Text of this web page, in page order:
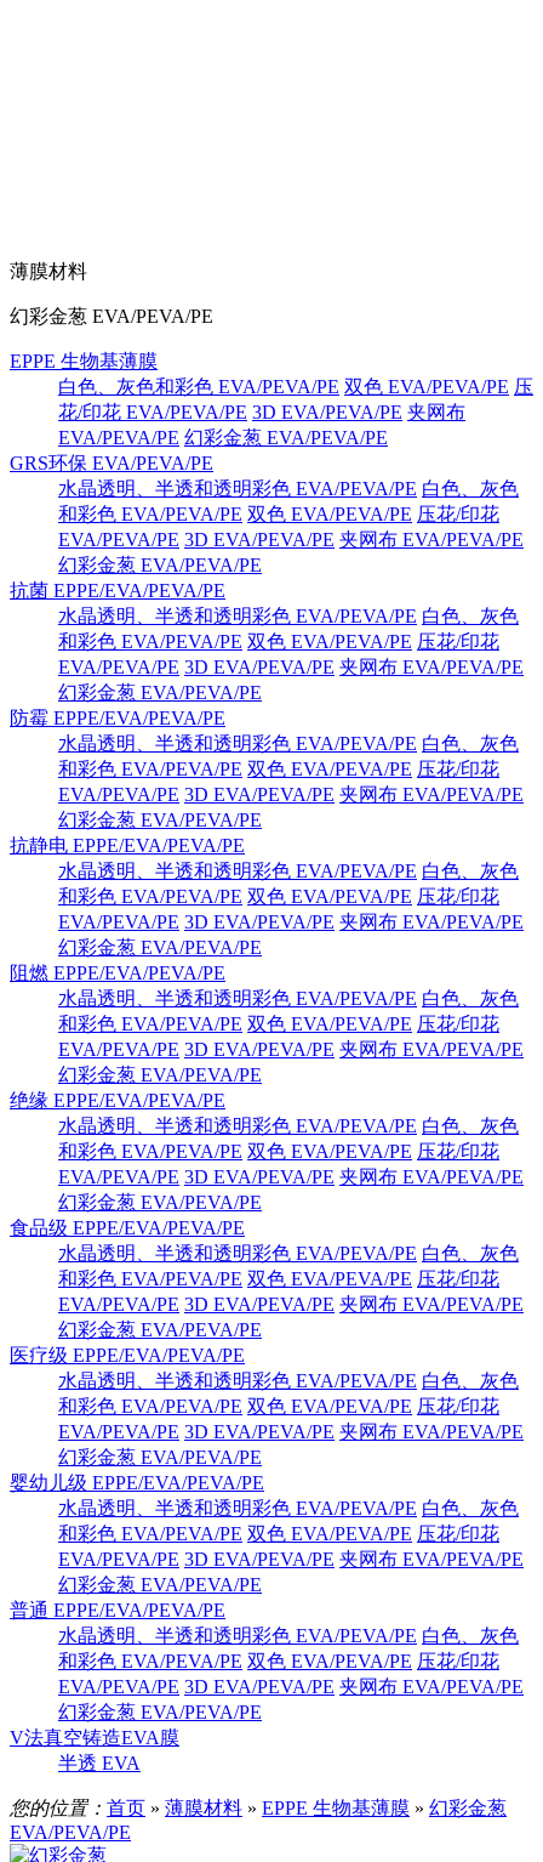
薄膜材料
幻彩金葱 EVA/PEVA/PE
EPPE 生物基薄膜
白色、灰色和彩色 EVA/PEVA/PE 双色 EVA/PEVA/PE 压
花/印花 EVA/PEVA/PE 3D EVA/PEVA/PE 夹网布
EVA/PEVA/PE 幻彩金葱 EVA/PEVA/PE
GRS环保 EVA/PEVA/PE
水晶透明、半透和透明彩色 EVA/PEVA/PE 白色、灰色
和彩色 EVA/PEVA/PE 双色 EVA/PEVA/PE 压花/印花
EVA/PEVA/PE 3D EVA/PEVA/PE 夹网布 EVA/PEVA/PE
幻彩金葱 EVA/PEVA/PE
抗菌 EPPE/EVA/PEVA/PE
水晶透明、半透和透明彩色 EVA/PEVA/PE 白色、灰色
和彩色 EVA/PEVA/PE 双色 EVA/PEVA/PE 压花/印花
EVA/PEVA/PE 3D EVA/PEVA/PE 夹网布 EVA/PEVA/PE
幻彩金葱 EVA/PEVA/PE
防霉 EPPE/EVA/PEVA/PE
水晶透明、半透和透明彩色 EVA/PEVA/PE 白色、灰色
和彩色 EVA/PEVA/PE 双色 EVA/PEVA/PE 压花/印花
EVA/PEVA/PE 3D EVA/PEVA/PE 夹网布 EVA/PEVA/PE
幻彩金葱 EVA/PEVA/PE
抗静电 EPPE/EVA/PEVA/PE
水晶透明、半透和透明彩色 EVA/PEVA/PE 白色、灰色
和彩色 EVA/PEVA/PE 双色 EVA/PEVA/PE 压花/印花
EVA/PEVA/PE 3D EVA/PEVA/PE 夹网布 EVA/PEVA/PE
幻彩金葱 EVA/PEVA/PE
阻燃 EPPE/EVA/PEVA/PE
水晶透明、半透和透明彩色 EVA/PEVA/PE 白色、灰色
和彩色 EVA/PEVA/PE 双色 EVA/PEVA/PE 压花/印花
EVA/PEVA/PE 3D EVA/PEVA/PE 夹网布 EVA/PEVA/PE
幻彩金葱 EVA/PEVA/PE
绝缘 EPPE/EVA/PEVA/PE
水晶透明、半透和透明彩色 EVA/PEVA/PE 白色、灰色
和彩色 EVA/PEVA/PE 双色 EVA/PEVA/PE 压花/印花
EVA/PEVA/PE 3D EVA/PEVA/PE 夹网布 EVA/PEVA/PE
幻彩金葱 EVA/PEVA/PE
食品级 EPPE/EVA/PEVA/PE
水晶透明、半透和透明彩色 EVA/PEVA/PE 白色、灰色
和彩色 EVA/PEVA/PE 双色 EVA/PEVA/PE 压花/印花
EVA/PEVA/PE 3D EVA/PEVA/PE 夹网布 EVA/PEVA/PE
幻彩金葱 EVA/PEVA/PE
医疗级 EPPE/EVA/PEVA/PE
水晶透明、半透和透明彩色 EVA/PEVA/PE 白色、灰色
和彩色 EVA/PEVA/PE 双色 EVA/PEVA/PE 压花/印花
EVA/PEVA/PE 3D EVA/PEVA/PE 夹网布 EVA/PEVA/PE
幻彩金葱 EVA/PEVA/PE
婴幼儿级 EPPE/EVA/PEVA/PE
水晶透明、半透和透明彩色 EVA/PEVA/PE 白色、灰色
和彩色 EVA/PEVA/PE 双色 EVA/PEVA/PE 压花/印花
EVA/PEVA/PE 3D EVA/PEVA/PE 夹网布 EVA/PEVA/PE
幻彩金葱 EVA/PEVA/PE
普通 EPPE/EVA/PEVA/PE
水晶透明、半透和透明彩色 EVA/PEVA/PE 白色、灰色
和彩色 EVA/PEVA/PE 双色 EVA/PEVA/PE 压花/印花
EVA/PEVA/PE 3D EVA/PEVA/PE 夹网布 EVA/PEVA/PE
幻彩金葱 EVA/PEVA/PE
V法真空铸造EVA膜
半透 EVA
您的位置： 首页 » 薄膜材料 » EPPE 生物基薄膜 » 幻彩金葱
EVA/PEVA/PE